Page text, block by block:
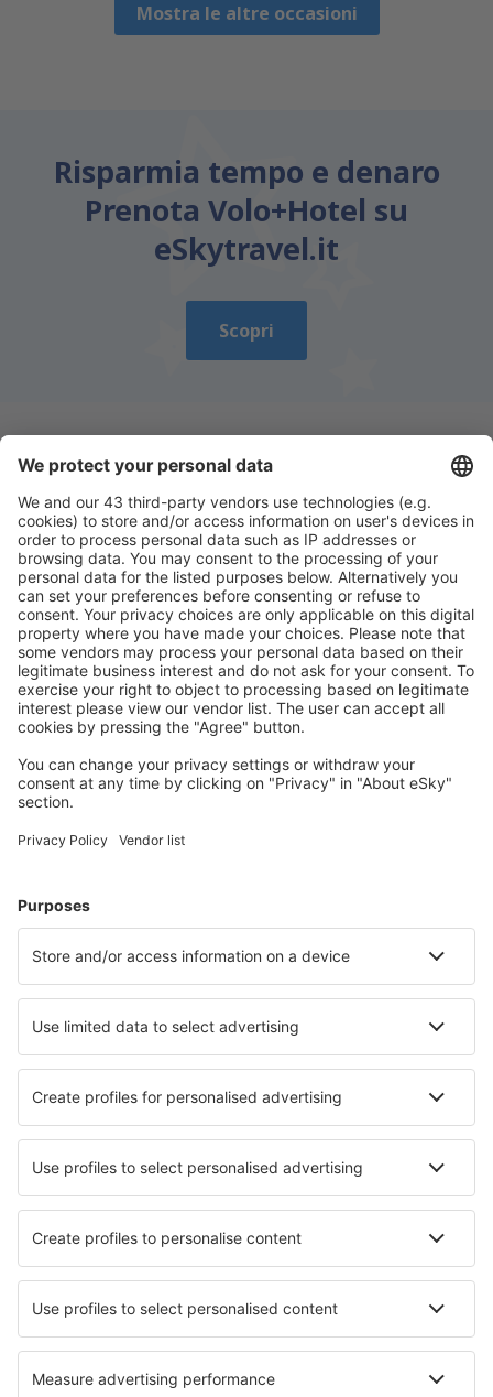
Mostra le altre occasioni
Risparmia tempo e denaro
Prenota Volo+Hotel su
eSkytravel.it
Scopri
Scarica la nostra appe programma
comodamente i tuoi viaggi
Pianifica il tuo viaggio
Voli
City Break
Volo+Hotel
Hotel
Parcheggi
Trasferimenti
Attrazioni
Eventi sportivi
Scopri di più
Applicazione mobile
Compagnie aeree
Ryanair
easyJet
Wizz Air
Volotea
Vueling